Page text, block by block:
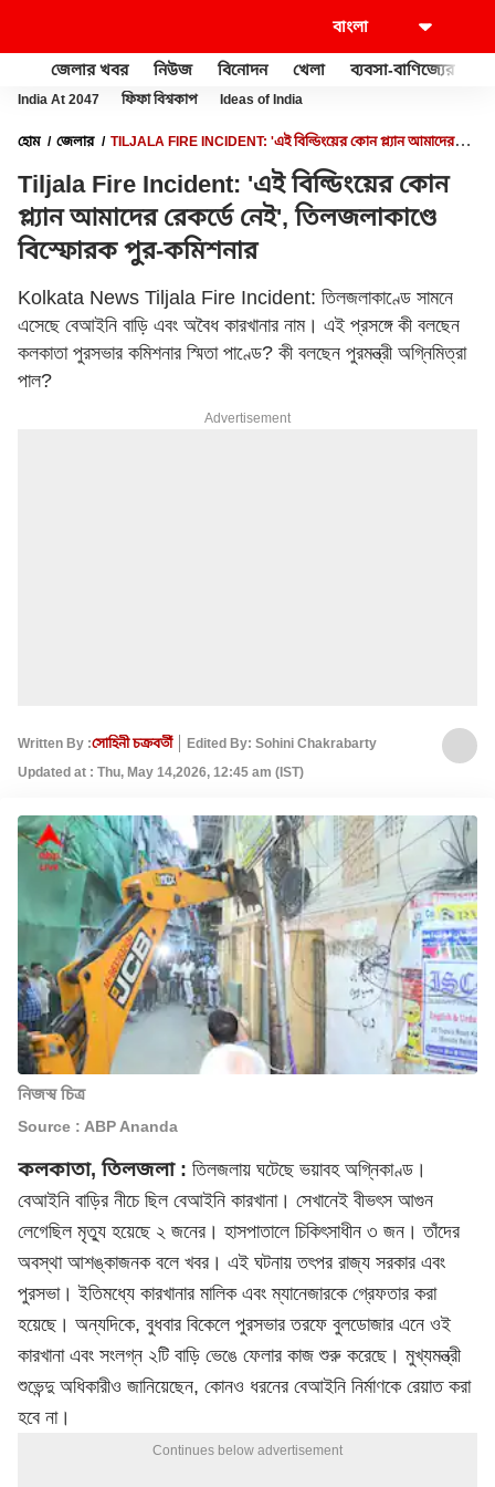
জেলার খবর নিউজ বিনোদন খেলা ব্যবসা-বাণিজ্যের
India At 2047 ফিফা বিশ্বকাপ Ideas of India
হোম জেলার
TILJALA FIRE INCIDENT: 'এই বিল্ডিংয়ের কোন প্ল্যান আমাদের
Tiljala Fire Incident: 'এই বিল্ডিংয়ের কোন
প্ল্যান আমাদের রেকর্ডে নেই', তিলজলাকাণ্ডে
বিস্ফোরক পুর-কমিশনার
Kolkata News Tiljala Fire Incident: তিলজলাকাণ্ডে সামনে
এসেছে বেআইনি বাড়ি এবং অবৈধ কারখানার নাম। এই প্রসঙ্গে কী বলছেন
কলকাতা পুরসভার কমিশনার স্মিতা পাণ্ডে? কী বলছেন পুরমন্ত্রী অগ্নিমিত্রা
পাল?
Advertisement
Written By :সোহিনী চক্রবর্তী
Edited By: Sohini Chakrabarty
Updated at : Thu, May 14,2026, 12:45 am (IST)
নিজস্ব চিত্র
Source : ABP Ananda
কলকাতা, তিলজলা : তিলজলায় ঘটেছে ভয়াবহ অগ্নিকাণ্ড।
বেআইনি বাড়ির নীচে ছিল বেআইনি কারখানা। সেখানেই বীভৎস আগুন
লেগেছিল মৃত্যু হয়েছে ২ জনের। হাসপাতালে চিকিৎসাধীন ৩ জন। তাঁদের
অবস্থা আশঙ্কাজনক বলে খবর। এই ঘটনায় তৎপর রাজ্য সরকার এবং
পুরসভা। ইতিমধ্যে কারখানার মালিক এবং ম্যানেজারকে গ্রেফতার করা
হয়েছে। অন্যদিকে, বুধবার বিকেলে পুরসভার তরফে বুলডোজার এনে ওই
কারখানা এবং সংলগ্ন ২টি বাড়ি ভেঙে ফেলার কাজ শুরু করেছে। মুখ্যমন্ত্রী
শুভেন্দু অধিকারীও জানিয়েছেন, কোনও ধরনের বেআইনি নির্মাণকে রেয়াত করা
হবে না।
Continues below advertisement